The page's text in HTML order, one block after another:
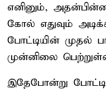
எனினும்,
கோல் எதுவும்
போட்டியின் முதல்
முன்னிலை
இதேபோன்று